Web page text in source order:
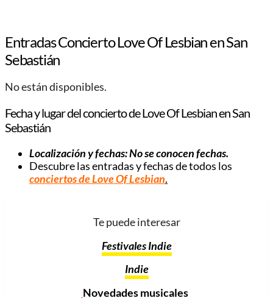
Entradas Concierto Love Of Lesbian en San
Sebastián
No están disponibles.
Fecha y lugar del concierto de Love Of Lesbian en San
Sebastián
Localización y fechas: No se conocen fechas.
Descubre las entradas y fechas de todos los
conciertos de Love Of Lesbian.
Te puede interesar
Festivales Indie
Indie
Novedades musicales